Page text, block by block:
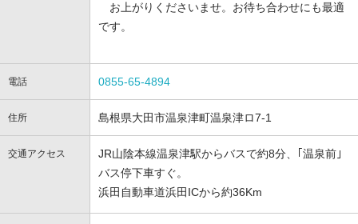
お上がりくださいませ。お待ち合わせにも最適
です。
電話 0855-65-4894
住所 島根県大田市温泉津町温泉津ロ7-1
交通アクセス
JR山陰本線温泉津駅からバスで約8分、｢温泉前｣
バス停下車すぐ。
浜田自動車道浜田ICから約36Km